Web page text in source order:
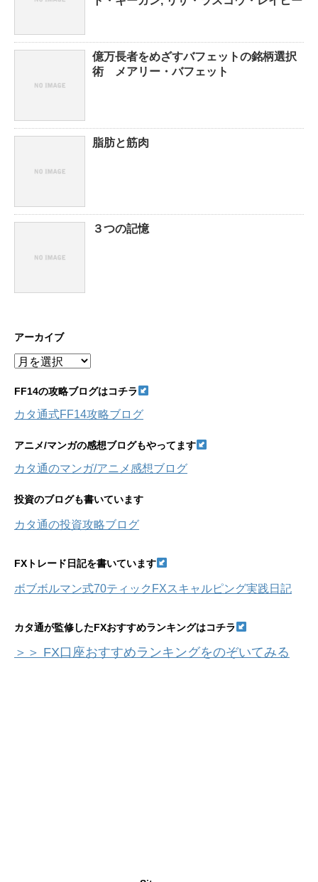
億万長者をめざすバフェットの銘柄選択
術 メアリー・バフェット
脂肪と筋肉
３つの記憶
アーカイブ
ア
カ
ブ
FF14の攻略ブログはコチラ
カタ通式FF14攻略ブログ
アニメ/マンガの感想ブログもやってます
カタ通のマンガ/アニメ感想ブログ
投資のブログも書いています
カタ通の投資攻略ブログ
FXトレード日記を書いています
ボブボルマン式70ティックFXスキャルピング実践日記
カタ通が監修したFXおすすめランキングはコチラ
＞＞ FX口座おすすめランキングをのぞいてみる